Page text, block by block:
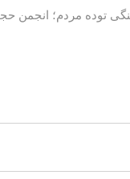
توده مردم؛ انجمن